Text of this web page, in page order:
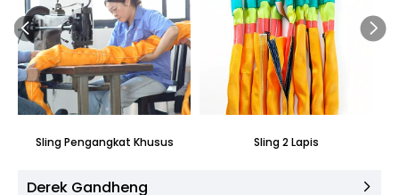
Derek Gandheng
Sling Pengangkat Khusus Sling 2 Lapis